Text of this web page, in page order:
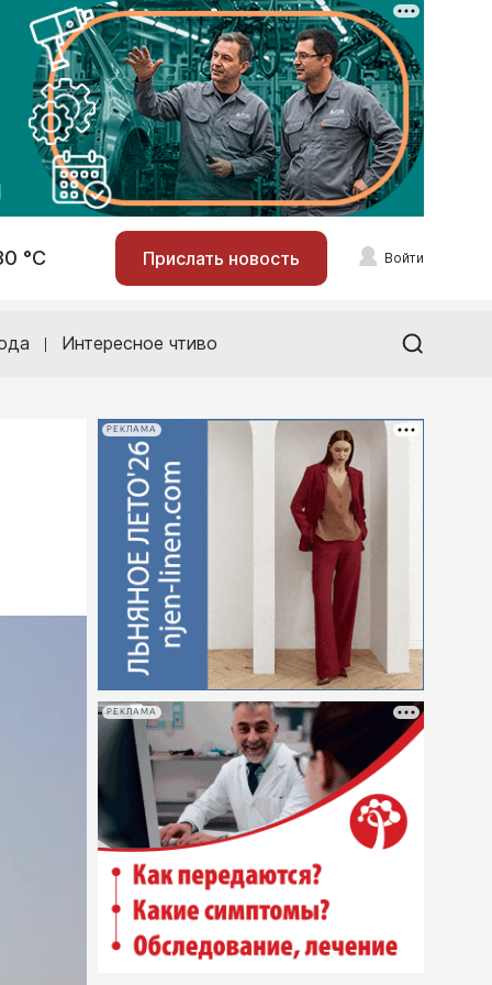
°С Прислать новость Войти
Интересное чтиво
РЕКЛАМА
РЕКЛАМА